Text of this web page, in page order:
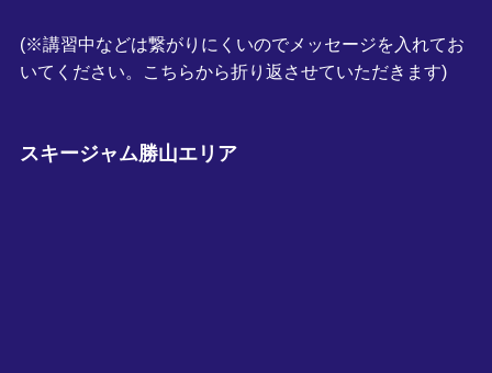
(※講習中などは繋がりにくいのでメッセージを入れてお
いてください。こちらから折り返させていただきます)
スキージャム勝山エリア